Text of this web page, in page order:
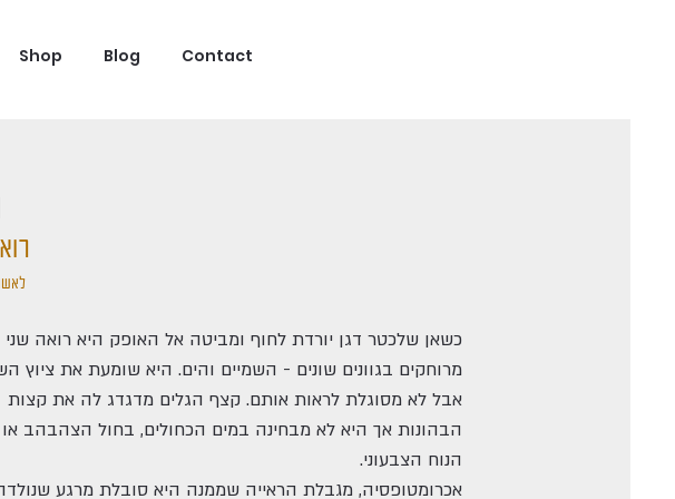
Shop Blog Contact
לאשה
כשאן שלכטר דגן יורדת לחוף ומביטה אל האופק היא רואה שני
מרוחקים בגוונים שונים - השמיים והים. היא שומעת את ציוץ
אבל לא מסוגלת לראות אותם. קצף הגלים מדגדג לה את קצות
הבהונות אך היא לא מבחינה במים הכחולים, בחול הצהבהב
הנוח הצבעוני.
אכרומטופסיה, מגבלת הראייה שממנה היא סובלת מרגע